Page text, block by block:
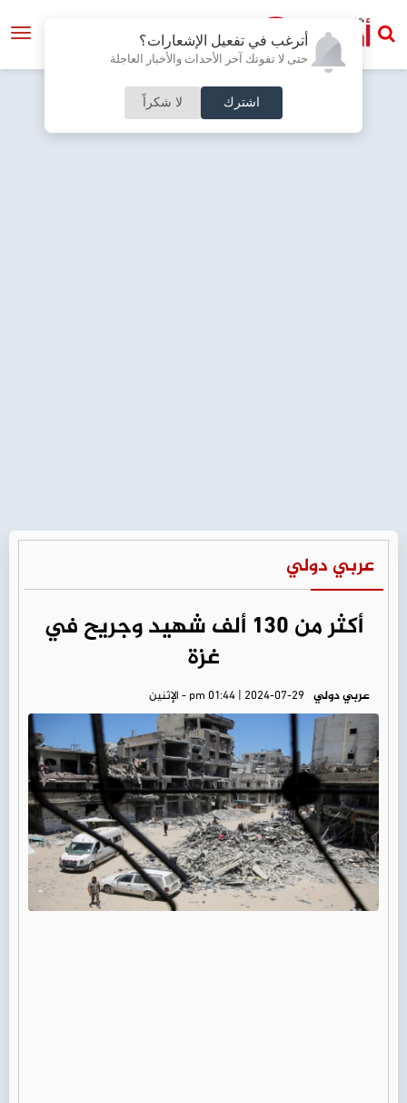
أترغب في تفعيل الإشعارات؟
حتى لا تفوتك آخر الأحداث والأخبار العاجلة
اشترك لا شكراً
عربي دولي
أكثر من 130 ألف شهيد وجريح في
غزة
عربي دولي pm 01:44 | 2024-07-29 - الإثنين